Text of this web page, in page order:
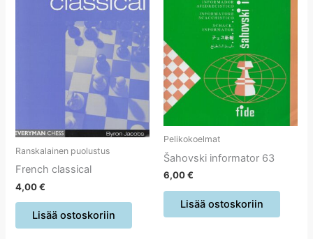
Ranskalainen puolustus
French classical
4,00€
Lisää ostoskoriin
Pelikokoelmat
Šahovski informator 63
6,00€
Lisää ostoskoriin